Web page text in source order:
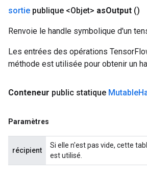
sortie publique <Objet> asOutput ()
Renvoie le handle symbolique d'un
Les entrées des opérations
méthode est utilisée pour obtenir un
Conteneur public statique Mutable
Paramètres
récipient
Si elle n'est pas vide, cette
est utilisé.